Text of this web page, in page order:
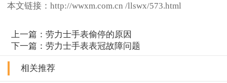
本文链接：http://wwxm.com.cn /llswx/573.html
上一篇：劳力士手表偷停的原因
下一篇：劳力士手表表冠故障问题
相关推荐